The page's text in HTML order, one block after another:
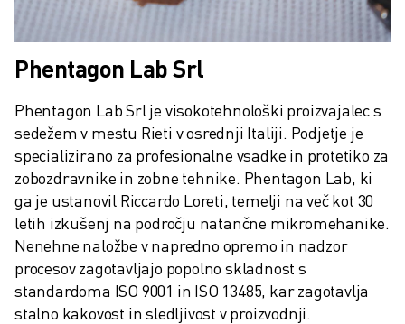
Phentagon Lab Srl
Phentagon Lab Srl je visokotehnološki proizvajalec s
sedežem v mestu Rieti v osrednji Italiji. Podjetje je
specializirano za profesionalne vsadke in protetiko za
zobozdravnike in zobne tehnike. Phentagon Lab, ki
ga je ustanovil Riccardo Loreti, temelji na več kot 30
letih izkušenj na področju natančne mikromehanike.
Nenehne naložbe v napredno opremo in nadzor
procesov zagotavljajo popolno skladnost s
standardoma ISO 9001 in ISO 13485, kar zagotavlja
stalno kakovost in sledljivost v proizvodnji.